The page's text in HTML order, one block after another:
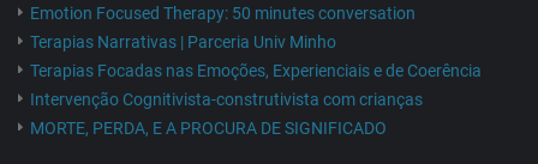
Emotion Focused Therapy: 50 minutes conversation
Terapias Narrativas | Parceria Univ Minho
Terapias Focadas nas Emoções, Experienciais e de Coerência
Intervenção Cognitivista-construtivista com crianças
MORTE, PERDA, E A PROCURA DE SIGNIFICADO